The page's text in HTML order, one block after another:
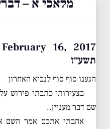
מלאכי א –
תשע״ז
הגענו סוף סוף לנביא האחרון
בצעירותי כתבתי פירוש
שם דבר מעניין..
אהבתי אתכם אמר השם